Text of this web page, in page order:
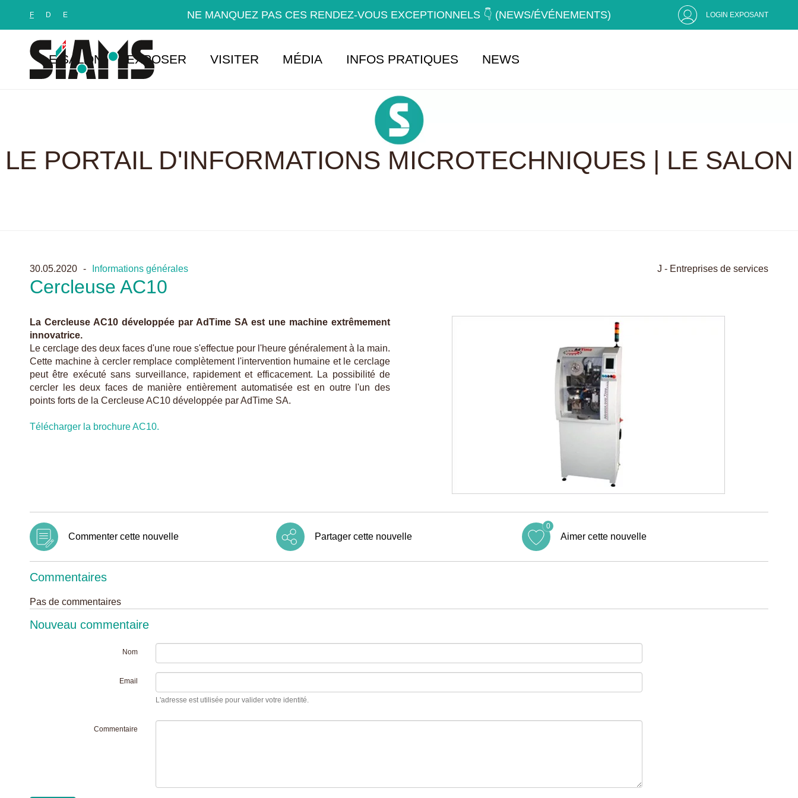
F D E NE MANQUEZ PAS CES RENDEZ-VOUS EXCEPTIONNELS 👇 (NEWS/ÉVÉNEMENTS) LOGIN EXPOSANT
LE SALON EXPOSER VISITER MÉDIA INFOS PRATIQUES NEWS
LE PORTAIL D'INFORMATIONS MICROTECHNIQUES | LE SALON
30.05.2020 Informations générales J - Entreprises de services
Cercleuse AC10
La Cercleuse AC10 développée par AdTime SA est une machine extrêmement
innovatrice.
Le cerclage des deux faces d'une roue s'effectue pour l'heure généralement à la main.
Cette machine à cercler remplace complètement l'intervention humaine et le cerclage
peut être exécuté sans surveillance, rapidement et efficacement. La possibilité de
cercler les deux faces de manière entièrement automatisée est en outre l'un des
points forts de la Cercleuse AC10 développée par AdTime SA.
Télécharger la brochure AC10.
Commenter cette nouvelle Partager cette nouvelle Aimer cette nouvelle
0
Commentaires
Pas de commentaires
Nouveau commentaire
Nom
Email
L'adresse est utilisée pour valider votre identité.
Commentaire